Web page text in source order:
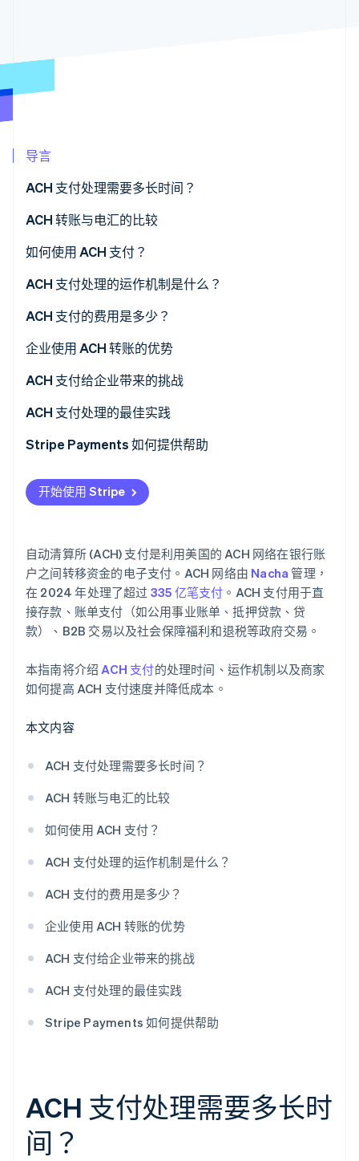
Stripe Sessions 2026
了解 Stripe 如何为 AI 构建经济基础设施。
立即观看
导言
ACH 支付处理需要多长时间？
ACH 转账与电汇的比较
速度
成本
安全性
国际支付
频率
如何使用 ACH 支付？
ACH 支付处理的运作机制是什么？
ACH 支付的费用是多少？
企业使用 ACH 转账的优势
ACH 支付给企业带来的挑战
ACH 支付处理的最佳实践
尽职调查与身份验证
风险管理与欺诈检测
批处理安排
数据安全和隐私
客户培训与支持
战略合作伙伴关系
Stripe Payments 如何提供帮助
开始使用 Stripe
自动清算所 (ACH) 支付是利用美国的 ACH 网络在银行账
户之间转移资金的电子支付。ACH 网络由 Nacha 管理，
在 2024 年处理了超过 335 亿笔支付 。ACH 支付用于直
接存款、账单支付（如公用事业账单、抵押贷款、贷
款）、B2B 交易以及社会保障福利和退税等政府交易。
本指南将介绍ACH 支付的处理时间、运作机制以及商家
如何提高 ACH 支付速度并降低成本。
本文内容
ACH 支付处理需要多长时间？
ACH 转账与电汇的比较
如何使用 ACH 支付？
ACH 支付处理的运作机制是什么？
ACH 支付的费用是多少？
企业使用 ACH 转账的优势
ACH 支付给企业带来的挑战
ACH 支付处理的最佳实践
Stripe Payments 如何提供帮助
ACH 支付处理需要多长时
间？